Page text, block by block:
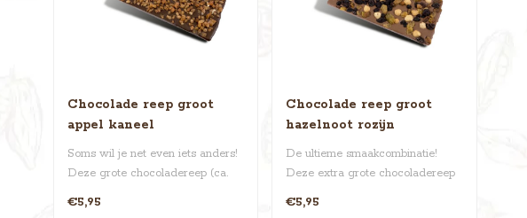
Chocolade reep groot
appel kaneel
Soms wil je net even iets anders!
Deze grote chocoladereep (ca.
€5,95
Chocolade reep groot
hazelnoot rozijn
De ultieme smaakcombinatie!
Deze extra grote chocoladereep
€5,95